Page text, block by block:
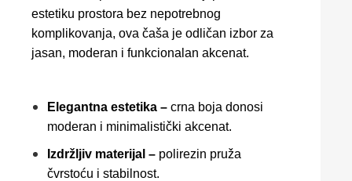
estetiku prostora bez nepotrebnog
komplikovanja, ova čaša je odličan izbor za
jasan, moderan i funkcionalan akcenat.
Elegantna estetika – crna boja donosi
moderan i minimalistički akcenat.
Izdržljiv materijal – polirezin pruža
čvrstoću i stabilnost.